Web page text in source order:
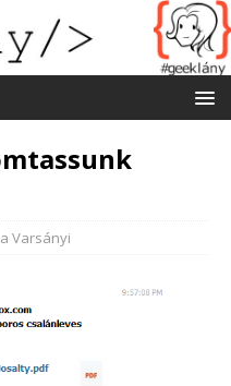
Varsányi